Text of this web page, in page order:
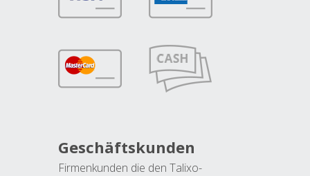
Geschäftskunden
Firmenkunden die den Talixo-